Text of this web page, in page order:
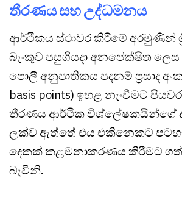
තීරණය සහ උද්ධමනය
ආර්ථිකය ස්ථාවර කිරීමේ අරමුණින්
බැංකුව පසුගියදා අනපේක්ෂිත
පොලී අනුපාතිකය පදනම් ප්‍රසාද
basis points) ඉහළ නැංවීමට
තීරණය ආර්ථික විශ්ලේෂකයින්ගේ
ලක්ව ඇත්තේ එය එකිනෙකට
දෙකක් කළමනාකරණය කිරීමට
බැවිනි.